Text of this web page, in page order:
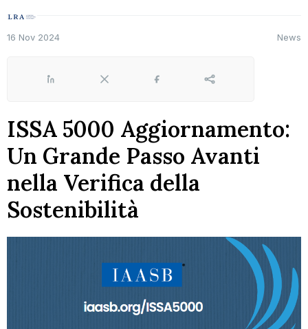
16 Nov 2024 News
LinkedIn X Facebook Share
ISSA 5000 Aggiornamento:
Un Grande Passo Avanti
nella Verifica della
Sostenibilità